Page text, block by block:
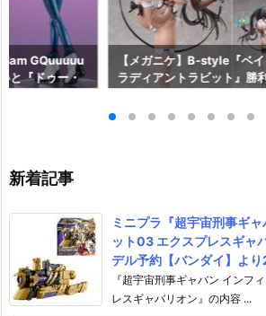
GQuuuuu
と『ドゥー・
【メガニケ】B-style『ベ
ラディアントラビット』勝
約【フリーイング】より
新着記事
ミニプラ『超宇宙刑事ギ
ット03 エクスプレスギャ
デル予約【バンダイ】よ
『超宇宙刑事ギャバン インフ
レスギャバリオン』の内容 ...